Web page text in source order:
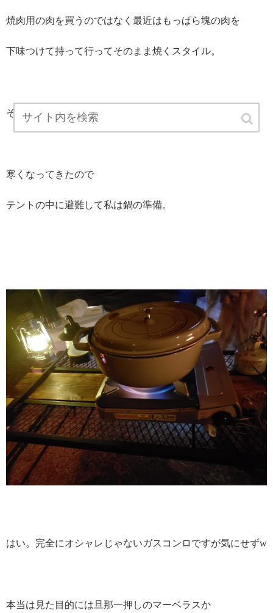
焼肉用の肉を買うのではなく最近はもっぱら塊の肉を
下味つけて持って行ってそのまま焼くスタイル。
そのままでうまし、わさび醬油でもよし！
寒くなってきたので
テントの中に避難して私は鍋の準備。
はい。完全にオシャレじゃないガスコンロですが気にせずw
本当は見た目的には旦那一押しのマーベラスか